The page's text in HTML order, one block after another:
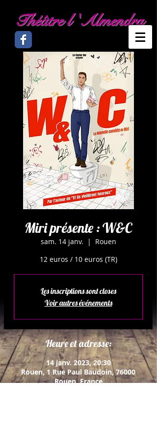
Théâtre l 'Almendra
Miri présente : W&C
sam. 14 janv.
  |
Rouen
12 euros / 10 euros (TR)
Les inscriptions sont closes
Voir autres événements
Heure et adresse:
14 janv. 2023, 20:30
Rouen, 1 Rue Paul Baudoin, 76000
Rouen, France